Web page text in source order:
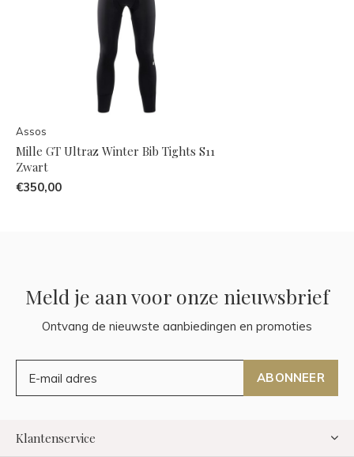
Assos
Mille GT Ultraz Winter Bib Tights S11
Zwart
€350,00
Meld je aan voor onze nieuwsbrief
Ontvang de nieuwste aanbiedingen en promoties
ABONNEER
Klantenservice